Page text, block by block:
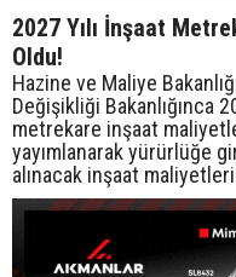
2027 Yılı İnşaat
Oldu!
Hazine ve Maliye
Değişikliği Bakanlığınca
metrekare inşaat
yayımlanarak yürürlüğe
alınacak inşaat